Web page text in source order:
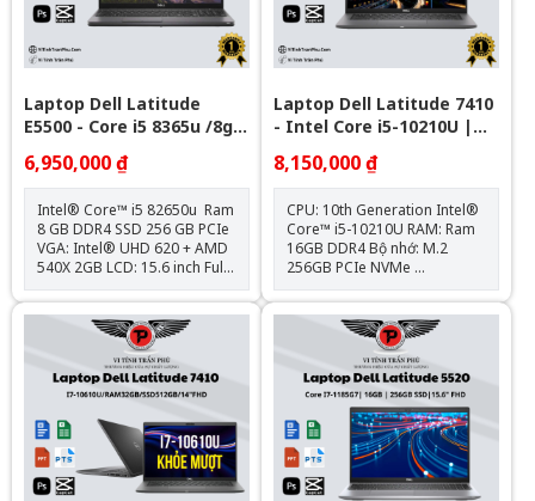
Bao Gồm
Laptop Dell Latitude
E5500 - Core i5 8365u /8gb
/Nvme 256Gb /VGA AMD
540X 2GB/ 15.6" FHD
6,950,000 ₫
Intel® Core™ i5 82650u Ram
8 GB DDR4 SSD 256 GB PCIe
VGA: Intel® UHD 620 + AMD
540X 2GB LCD: 15.6 inch Full
HD IPS Trọng lượng: 1.8kg
Tặng kèm: Balo + Chuột
Bluetooth + Lót chuột Hệ điều
hành: Chưa Bao Gồm
Laptop Dell Latitude 7410
- Intel Core i5-10210U |
16GB | 14 inch Full HD
8,150,000 ₫
CPU: 10th Generation Intel®
Core™ i5-10210U RAM: Ram
16GB DDR4 Bộ nhớ: M.2
256GB PCIe NVMe
Card: Intel® UHD Graphics
620 Màn hình: 14" FHD (1920
x 1080) IPS Trọng lượng:1.4kg
Kết nối: 1x USB 3.1; 2x
Thunderbolt™ 3; 1x HDMI
2.0; 1x uSD 4.0, 1x Sim Slot;
1x Universal Audio Jack Tặng
kèm: Balo + Chuột Bluetooth
+ Lót chuột Bảo hành : Máy
12 tháng , Pin & Sạc 6 tháng.
Hệ điều hành: Chưa Bao Gồm